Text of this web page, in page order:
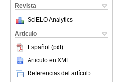
Revista
SciELO Analytics
Articulo
Español (pdf)
Articulo en XML
Referencias del artículo